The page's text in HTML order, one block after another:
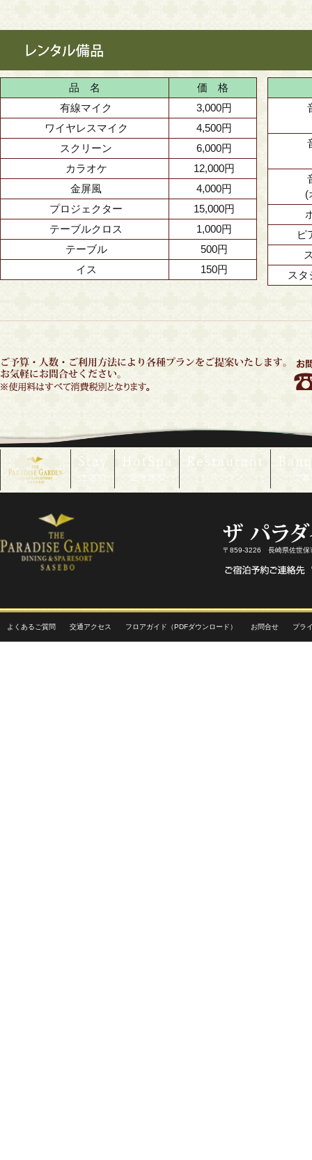
品 名
価 格
有線マイク
3,000円
ワイヤレスマイク
4,500円
スクリーン
6,000円
カラオケ
12,000円
金屏風
4,000円
プロジェクター
15,000円
テーブルクロス
1,000円
テーブル
500円
イス
150円
(
ピ
スタ
〒859-3226 長崎県佐世保
よくあるご質問 交通アクセス フロアガイド（PDFダウンロード） お問合せ プラ